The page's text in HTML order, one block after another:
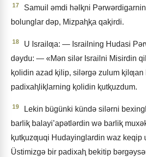
17
Samuil ǝmdi hǝlⱪni
bolunglar dǝp, Mizpaⱨⱪa qaⱪirdi.
18
U Israilƣa: — Israilning Hudasi
dǝydu: — «Mǝn silǝr Israilni Misirdin
ⱪolidin azad ⱪilip, silǝrgǝ zulum ⱪilƣan
padixaⱨliⱪlarning ⱪolidin ⱪutⱪuzdum.
19
Lekin bügünki kündǝ silǝrni
barliⱪ balayi’apǝtlǝrdin wǝ barliⱪ
ⱪutⱪuzƣuqi Hudayinglardin waz keqip
Üstimizgǝ bir padixaⱨ bekitip